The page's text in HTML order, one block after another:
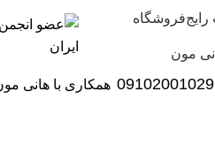
فروشگاه
مون
09102001029 همکاری با هانی